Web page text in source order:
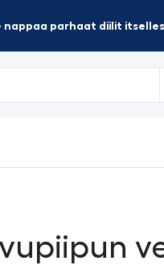
parhaat diilit